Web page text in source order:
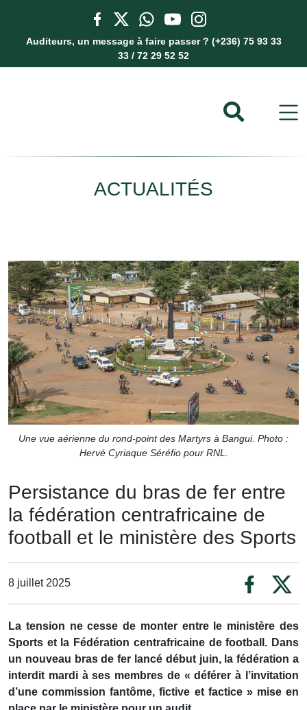
Auditeurs, un message à faire passer ? (+236) 75 93 33
33 / 72 29 52 52
ACTUALITÉS
Une vue aérienne du rond-point des Martyrs à Bangui. Photo :
Hervé Cyriaque Séréfio pour RNL.
Persistance du bras de fer entre
la fédération centrafricaine de
football et le ministère des Sports
8 juillet 2025
La tension ne cesse de monter entre le ministère des
Sports et la Fédération centrafricaine de football. Dans
un nouveau bras de fer lancé début juin, la fédération a
interdit mardi à ses membres de « déférer à l’invitation
d’une commission fantôme, fictive et factice » mise en